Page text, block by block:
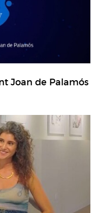
Joan de Palamós